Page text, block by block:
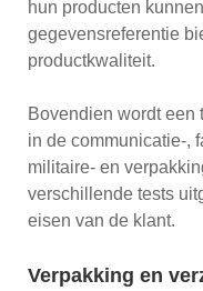
hun producten
gegevensreferentie
productkwaliteit.
Bovendien wordt een
in de communicatie-,
militaire- en
verschillende tests
eisen van de klant.
Verpakking en